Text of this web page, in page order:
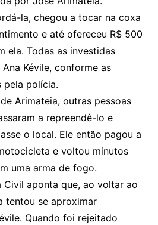
la, chegou a tocar na coxa
e até ofereceu R$ 500
ela. Todas as investidas
Kévile, conforme as
pela polícia.
Arimateia, outras pessoas
a repreendê-lo e
o local. Ele então pagou a
e voltou minutos
uma arma de fogo.
Civil aponta que, ao voltar ao
tentou se aproximar
Quando foi rejeitado